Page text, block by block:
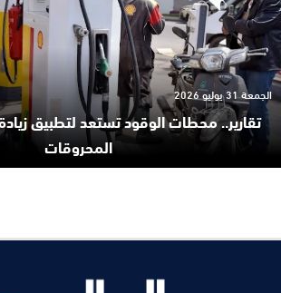
تقارير.. محطات الوقود تستعد لتطبيق
المحروقات
الجمعة 31 يوليو 2026